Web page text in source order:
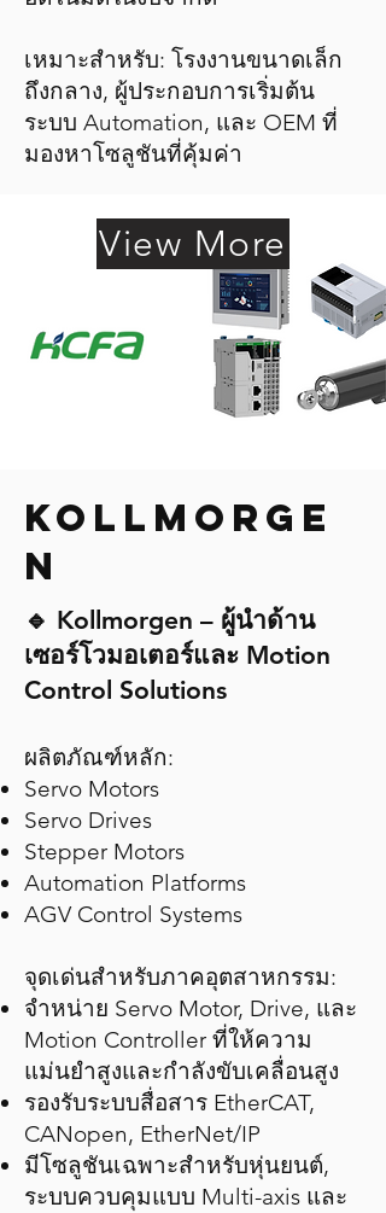
เหมาะสำหรับ: โรงงานขนาดเล็ก
ถึงกลาง, ผู้ประกอบการเริ่มต้น
ระบบ Automation, และ OEM ที่
มองหาโซลูชันที่คุ้มค่า
View More
KOLLMORGE
N
🔹 Kollmorgen – ผู้นำด้าน
เซอร์โวมอเตอร์และ Motion
Control Solutions
ผลิตภัณฑ์หลัก:
Servo Motors
Servo Drives
Stepper Motors
Automation Platforms
AGV Control Systems
จุดเด่นสำหรับภาคอุตสาหกรรม:
จำหน่าย Servo Motor, Drive, และ
Motion Controller ที่ให้ความ
แม่นยำสูงและกำลังขับเคลื่อนสูง
รองรับระบบสื่อสาร EtherCAT,
CANopen, EtherNet/IP
มีโซลูชันเฉพาะสำหรับหุ่นยนต์,
ระบบควบคุมแบบ Multi-axis และ